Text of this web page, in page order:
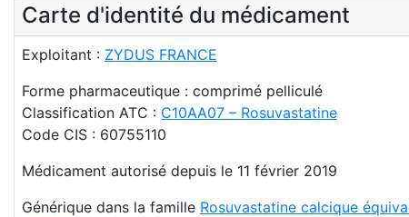
Carte d'identité du médicament
Exploitant : ZYDUS FRANCE
Forme pharmaceutique : comprimé pelliculé
Classification ATC : C10AA07 – Rosuvastatine
Code CIS : 60755110
Médicament autorisé depuis le 11 février 2019
Générique dans la famille Rosuvastatine calcique